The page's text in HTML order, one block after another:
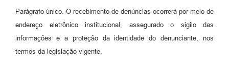
Parágrafo único. O recebimento de denúncias ocorrerá por meio de
endereço eletrônico institucional, assegurado o sigilo das
informações e a proteção da identidade do denunciante, nos
termos da legislação vigente.